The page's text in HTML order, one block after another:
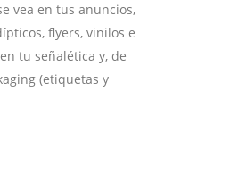
vea en tus anuncios,
flyers, vinilos e
tu señalética y, de
(etiquetas y